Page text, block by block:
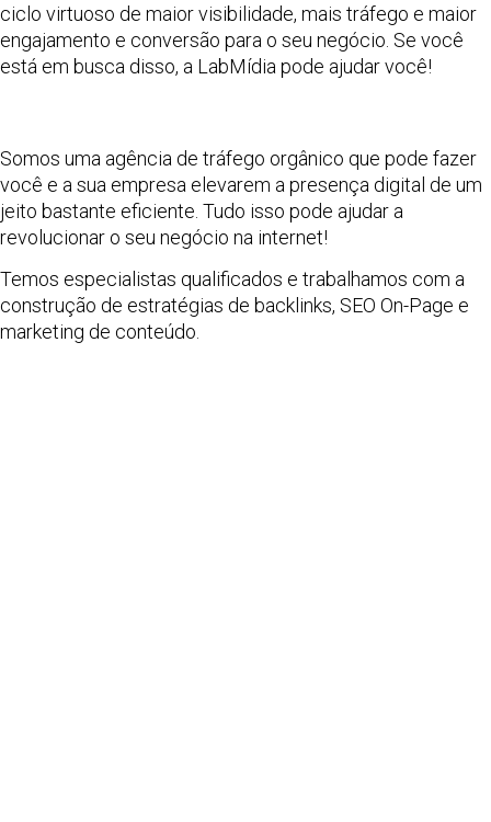
ciclo virtuoso de maior visibilidade, mais tráfego e maior
engajamento e conversão para o seu negócio. Se você
está em busca disso, a LabMídia pode ajudar você!
Somos uma agência de tráfego orgânico que pode fazer
você e a sua empresa elevarem a presença digital de um
jeito bastante eficiente. Tudo isso pode ajudar a
revolucionar o seu negócio na internet!
Temos especialistas qualificados e trabalhamos com a
construção de estratégias de backlinks, SEO On-Page e
marketing de conteúdo.